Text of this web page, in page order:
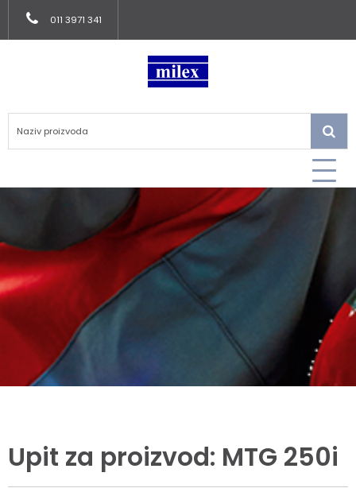
011 3971 341
Upit za proizvod: MTG 250i